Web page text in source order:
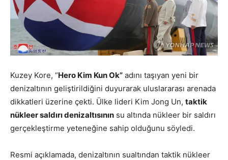
Kuzey Kore, “Hero Kim Kun Ok” adını taşıyan yeni bir
denizaltının geliştirildiğini duyurarak uluslararası arenada
dikkatleri üzerine çekti. Ülke lideri Kim Jong Un, taktik
nükleer saldırı denizaltısının su altında nükleer bir saldırı
gerçekleştirme yeteneğine sahip olduğunu söyledi.
Resmi açıklamada, denizaltının sualtından taktik nükleer